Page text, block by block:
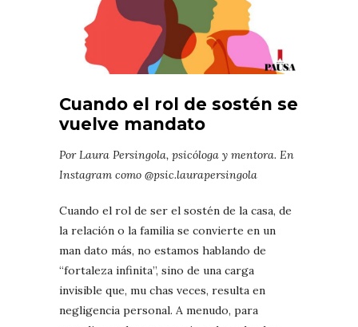
Cuando el rol de sostén se
vuelve mandato
Por Laura Persingola, psicóloga y mentora. En
Instagram como @psic.laurapersingola
Cuando el rol de ser el sostén de la casa, de
la relación o la familia se convierte en un
man dato más, no estamos hablando de
“fortaleza infinita”, sino de una carga
invisible que, mu chas veces, resulta en
negligencia personal. A menudo, para